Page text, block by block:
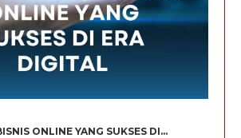
ONLINE YANG SUKSES DI...